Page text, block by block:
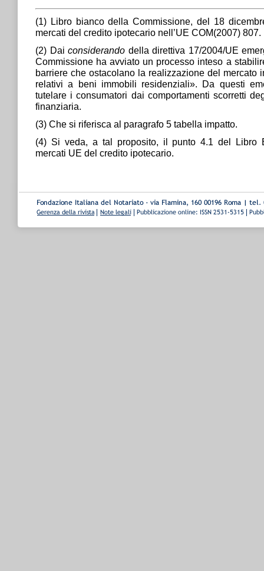
(1) Libro bianco della Commissione, del 18
mercati del credito ipotecario nell’UE COM(2007) 807.
(2) Daiconsiderando della direttiva 17/2004/UE
Commissione ha avviato un processo inteso a
barriere che ostacolano la realizzazione del mercato
relativi a beni immobili residenziali». Da questi
tutelare i consumatori dai comportamenti scorretti
finanziaria.
(3) Che si riferisca al paragrafo 5 tabella impatto.
(4) Si veda, a tal proposito, il punto 4.1 del Libro
mercati UE del credito ipotecario.